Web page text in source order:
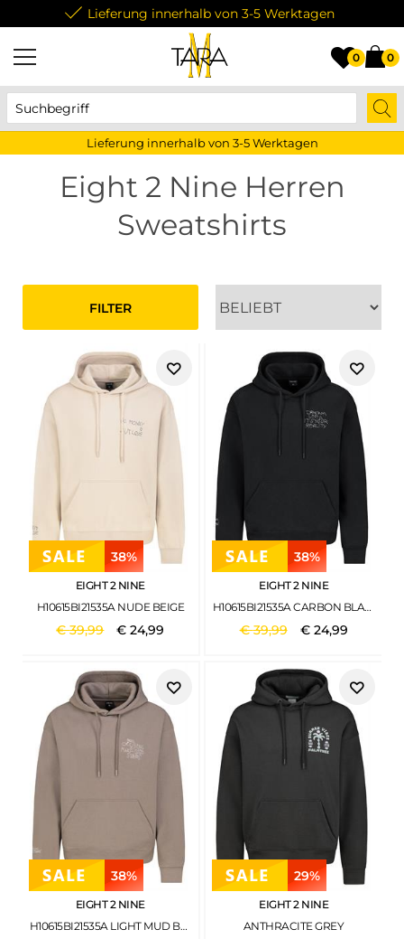
Lieferung innerhalb von 3-5 Werktagen
0 0
Lieferung innerhalb von 3-5 Werktagen
Eight 2 Nine Herren
Sweatshirts
FILTER
38%
EIGHT 2 NINE
H10615BI21535A NUDE BEIGE
€39,99 €24,99
38%
EIGHT 2 NINE
H10615BI21535A CARBON BLACK
€39,99 € 24,99
38%
EIGHT 2 NINE
H10615BI21535A LIGHT MUD BROWN
29%
EIGHT 2 NINE
ANTHRACITE GREY